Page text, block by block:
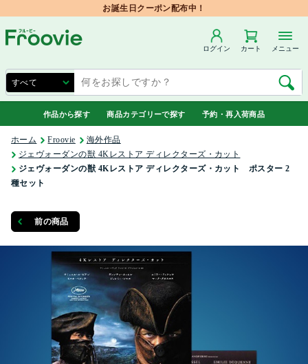
お誕生日クーポン配布中！
ログイン カート メニュー
作品から探す 商品カテゴリーで探す 予約・再入荷商品
ホーム Froovie
海外作品
ジェヴォーダンの獣 4Kレストア ディレクターズ・カット
ジェヴォーダンの獣 4Kレストア ディレクターズ・カット ポスター 2
種セット
前の商品